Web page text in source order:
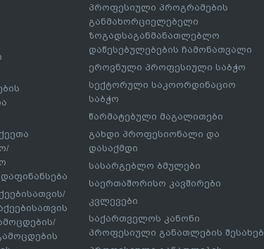
პროფესიული პროგრამების
განმახორციელებელი
ზოგადსაგანმანათლებლო
დაწესებულებების ჩამონათვალი
ეროვნული პროფესიული საბჭო
სექტორული საკოორდინაციო
საბჭო
წარმატებული მაგალითები
გახდი პროფესიონალი და
დასაქმდი
სასარგებლო ბმულები
საერთაშორისო კავშირები
კვლევები
საქართველოს კანონი
პროფესიული განათლების შესახებ